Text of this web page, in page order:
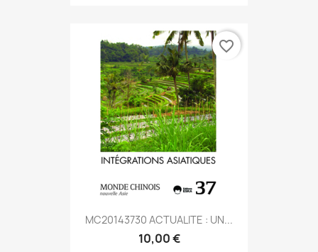
MC20143730 ACTUALITE : UN...
10,00 €
favorite_border